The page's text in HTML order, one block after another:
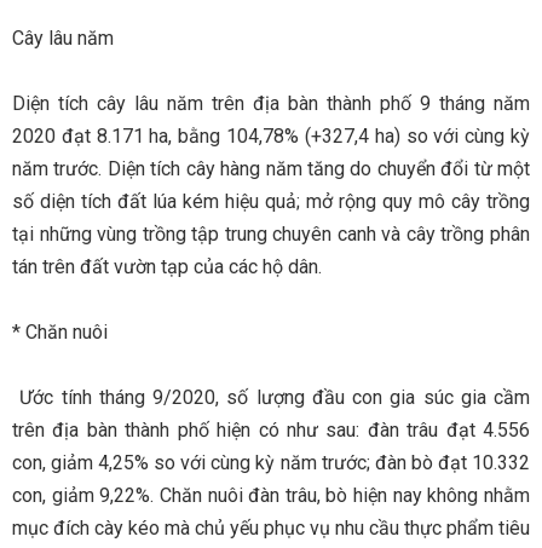
Cây lâu năm
Diện tích cây lâu năm trên địa bàn thành phố 9 tháng năm
2020 đạt 8.171 ha, bằng 104,78% (+327,4 ha) so với cùng kỳ
năm trước. Diện tích cây hàng năm tăng do chuyển đổi từ một
số diện tích đất lúa kém hiệu quả; mở rộng quy mô cây trồng
tại những vùng trồng tập trung chuyên canh và cây trồng phân
tán trên đất vườn tạp của các hộ dân.
* Chăn nuôi
Ước tính tháng 9/2020, số lượng đầu con gia súc gia cầm
trên địa bàn thành phố hiện có như sau: đàn trâu đạt 4.556
con, giảm 4,25% so với cùng kỳ năm trước; đàn bò đạt 10.332
con, giảm 9,22%. Chăn nuôi đàn trâu, bò hiện nay không nhằm
mục đích cày kéo mà chủ yếu phục vụ nhu cầu thực phẩm tiêu